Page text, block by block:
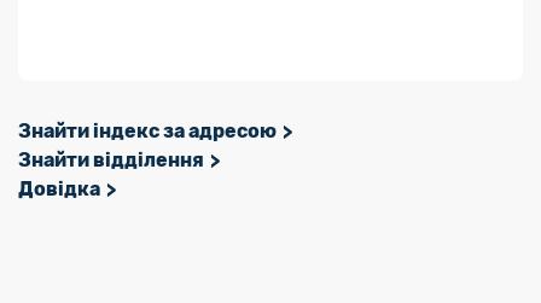
Знайти індекс за адресою
Знайти відділення
Довідка